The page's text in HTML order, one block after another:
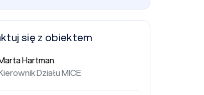
się z obiektem
Hartman
Działu MICE